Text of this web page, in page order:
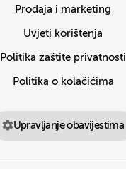
Prodaja i marketing
Uvjeti korištenja
Politika zaštite privatnosti
Politika o kolačićima
Upravljanje obavijestima